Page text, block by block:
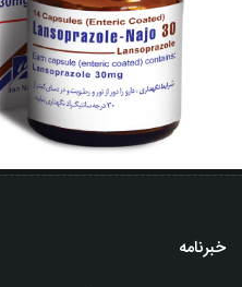
خبرنامه